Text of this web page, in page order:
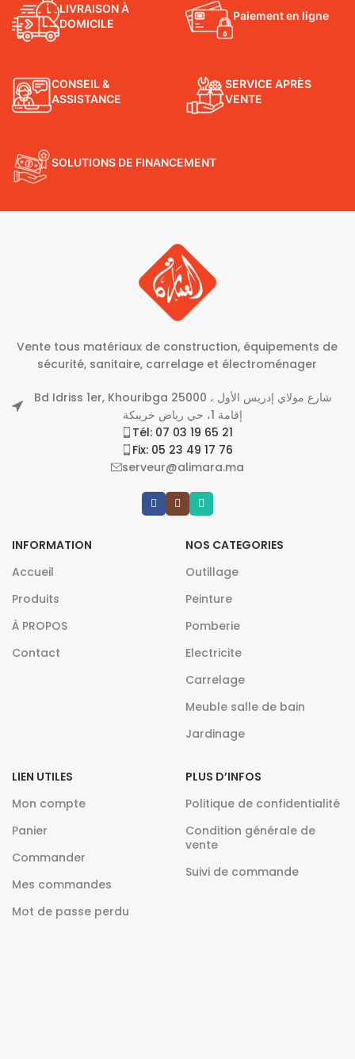
LIVRAISON À
DOMICILE
Paiement en ligne
CONSEIL &
ASSISTANCE
SERVICE APRÈS
VENTE
SOLUTIONS DE FINANCEMENT
Vente tous matériaux de construction, équipements de
sécurité, sanitaire, carrelage et électroménager
Bd Idriss 1er, Khouribga 25000 شارع مولاي إدريس الأول ،
إقامة 1، حي رياض خريبكة
Tél: 07 03 19 65 21
Fix: 05 23 49 17 76
serveur@alimara.ma
INFORMATION
Accueil
Produits
À PROPOS
Contact
NOS CATEGORIES
Outillage
Peinture
Pomberie
Electricite
Carrelage
Meuble salle de bain
Jardinage
LIEN UTILES
Mon compte
Panier
Commander
Mes commandes
Mot de passe perdu
PLUS D’INFOS
Politique de confidentialité
Condition générale de
vente
Suivi de commande